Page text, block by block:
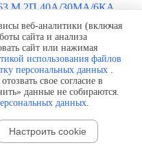
M 2П 40А/30МА/6КА
M 2П 63А/300МА/6КА
выключатели ▼
29 1П 2А
29 1П 3А
29 1П 4А
29 1П 6А
29 1П 10А
29 1П 16А
29 1П 20А
29 1П 25А
29 1П 32А
веб-аналитики (включая
сайта и анализа
сайт или нажимая
использования файлов
персональных данных .
свое согласие в
данные не собираются.
данных.
Настроить cookie